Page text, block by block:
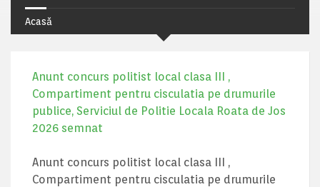
Acasă
Anunt concurs politist local clasa III ,
Compartiment pentru cisculatia pe drumurile
publice, Serviciul de Politie Locala Roata de Jos
2026 semnat
Anunt concurs politist local clasa III ,
Compartiment pentru cisculatia pe drumurile